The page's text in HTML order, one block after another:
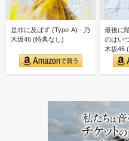
是非に及ばず (Type-A) - 乃
木坂46 (特典なし)
最後に
のはい
木坂46